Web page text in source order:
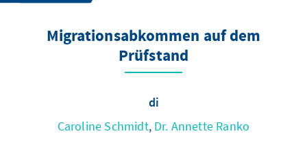
Migrationsabkommen auf dem
Prüfstand
di
Caroline Schmidt, Dr. Annette Ranko